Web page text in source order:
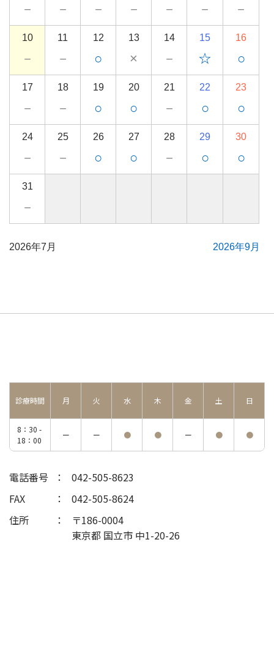
－ － － － － － －
10
－
11
－
12
○
13
×
14
－
15
☆
16
○
17
－
18
－
19
○
20
○
21
－
22
○
23
○
24
－
25
－
26
○
27
○
28
－
29
○
30
○
31
－
2026年7月 2026年9月
診療時間 月 火 水 木 金 土 日
8：30 -
18：00
ー ー ● ● ー ● ●
電話番号
042-505-8623
FAX
042-505-8624
住所
〒186-0004
東京都 国立市 中1-20-26